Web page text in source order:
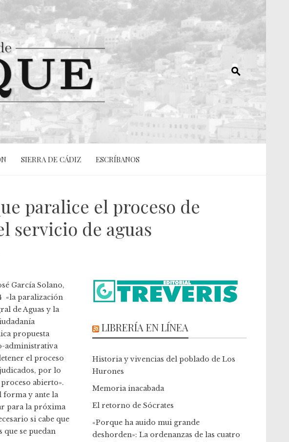
SIERRA DE CÁDIZ ESCRÍBANOS
paralice el proceso de
servicio de aguas
García Solano,
«la paralización
de Aguas y la
propuesta
administrativa
el proceso
por lo
abierto».
forma y ante la
para la próxima
si cabe que
que se puedan
LIBRERÍA EN LÍNEA
Historia y vivencias del poblado de Los
Hurones
Memoria inacabada
El retorno de Sócrates
«Porque ha auido mui grande
deshorden»: La ordenanzas de las cuatro